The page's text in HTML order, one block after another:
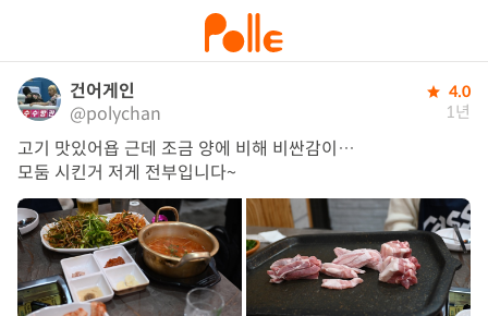
건어게인
@polychan
4.0
1년
고기 맛있어욥 근데 조금 양에 비해 비싼감이…
모둠 시킨거 저게 전부입니다~